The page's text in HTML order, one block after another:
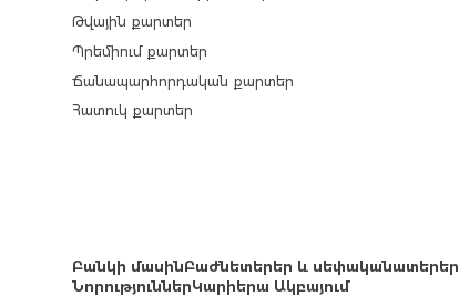
Թվային քարտեր
Պրեմիում քարտեր
Ճանապարհորդական քարտեր
Հատուկ քարտեր
Բանկի մասինԲաժնետերեր և սեփականատերեր
ՆորություններԿարիերա Ակբայում